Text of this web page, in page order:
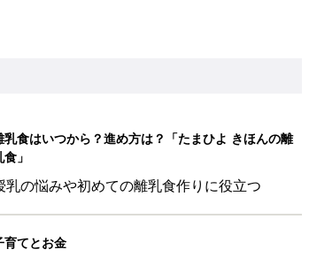
乳食はいつから？進め方は？「たまひよ きほんの離
」
乳の悩みや初めての離乳食作りに役立つ
育てとお金